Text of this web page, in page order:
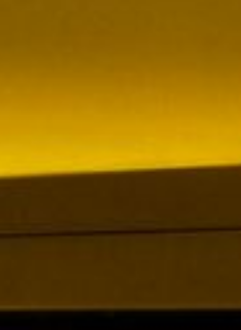
Hattula att leda verksamheten för
ansvar i Finland. Detta sker i